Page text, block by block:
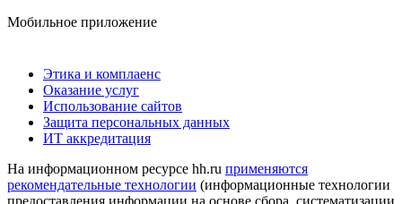
Мобильное приложение
Этика и комплаенс
Оказание услуг
Использование сайтов
Защита персональных данных
ИТ аккредитация
На информационном ресурсе hh.ru применяются
рекомендательные технологии (информационные технологии
предоставления информации на основе сбора, систематизации